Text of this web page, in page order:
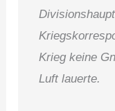
Krieg keine
Luft lauerte.